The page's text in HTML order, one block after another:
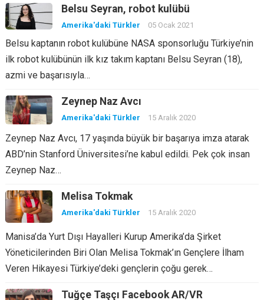
Belsu Seyran, robot kulübü
Amerika'daki Türkler 05 Ocak 2021
Belsu kaptanın robot kulübüne NASA sponsorluğu Türkiye’nin
ilk robot kulübünün ilk kız takım kaptanı Belsu Seyran (18),
azmi ve başarısıyla…
Zeynep Naz Avcı
Amerika'daki Türkler 15 Aralık 2020
Zeynep Naz Avcı, 17 yaşında büyük bir başarıya imza atarak
ABD’nin Stanford Üniversitesi’ne kabul edildi. Pek çok insan
Zeynep Naz…
Melisa Tokmak
Amerika'daki Türkler 15 Aralık 2020
Manisa’da Yurt Dışı Hayalleri Kurup Amerika’da Şirket
Yöneticilerinden Biri Olan Melisa Tokmak’ın Gençlere İlham
Veren Hikayesi Türkiye’deki gençlerin çoğu gerek…
Tuğçe Taşçı Facebook AR/VR